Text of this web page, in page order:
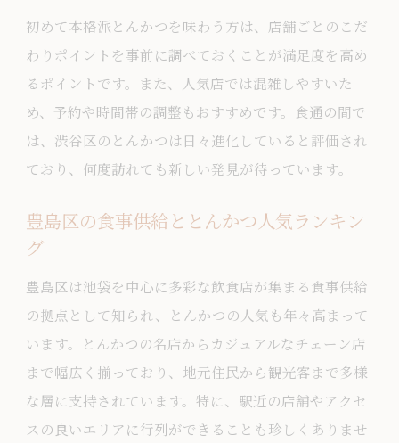
初めて本格派とんかつを味わう方は、店舗ごとのこだ
わりポイントを事前に調べておくことが満足度を高め
るポイントです。また、人気店では混雑しやすいた
め、予約や時間帯の調整もおすすめです。食通の間で
は、渋谷区のとんかつは日々進化していると評価され
ており、何度訪れても新しい発見が待っています。
豊島区の食事供給ととんかつ人気ランキン
グ
豊島区は池袋を中心に多彩な飲食店が集まる食事供給
の拠点として知られ、とんかつの人気も年々高まって
います。とんかつの名店からカジュアルなチェーン店
まで幅広く揃っており、地元住民から観光客まで多様
な層に支持されています。特に、駅近の店舗やアクセ
スの良いエリアに行列ができることも珍しくありませ